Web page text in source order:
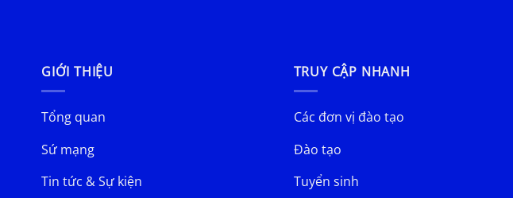
GIỚI THIỆU
Tổng quan
Sứ mạng
Tin tức & Sự kiện
TRUY CẬP NHANH
Các đơn vị đào tạo
Đào tạo
Tuyển sinh